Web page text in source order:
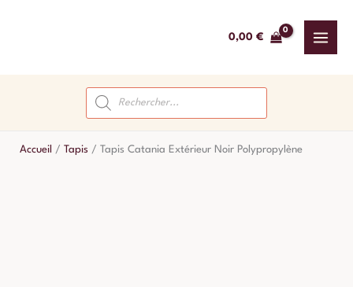
0,00 €
Recherche
de
produits
Accueil / Tapis / Tapis Catania Extérieur Noir Polypropylène